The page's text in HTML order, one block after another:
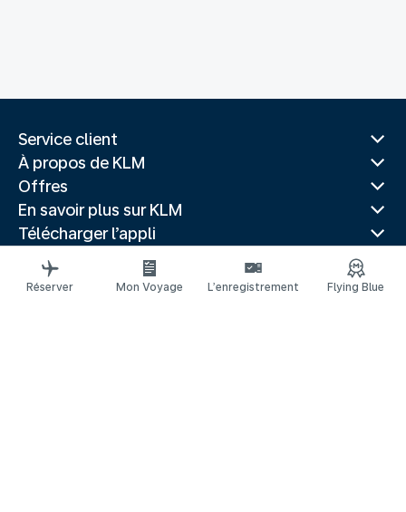
Service client
À propos de KLM
Offres
En savoir plus sur KLM
Télécharger l’appli
Sites Web associés
Guides de voyage
Réserver Mon Voyage L’enregistrement Flying Blue